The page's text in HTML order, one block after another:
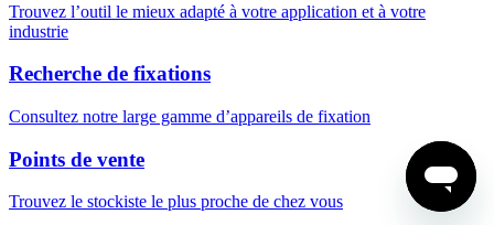
Trouvez l’outil le mieux adapté à votre application et à votre
industrie
Recherche de fixations
Consultez notre large gamme d’appareils de fixation
Points de vente
Trouvez le stockiste le plus proche de chez vous